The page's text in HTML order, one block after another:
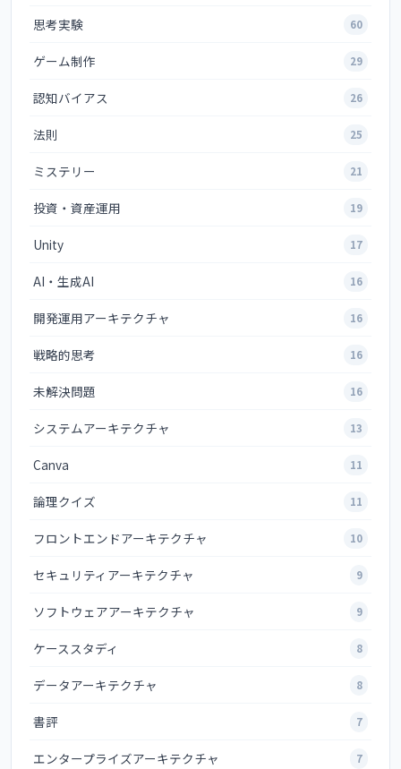
思考実験 60
ゲーム制作 29
認知バイアス 26
法則 25
ミステリー 21
投資・資産運用 19
Unity 17
AI・生成AI 16
開発運用アーキテクチャ 16
戦略的思考 16
未解決問題 16
システムアーキテクチャ 13
Canva 11
論理クイズ 11
フロントエンドアーキテクチャ 10
セキュリティアーキテクチャ 9
ソフトウェアアーキテクチャ 9
ケーススタディ 8
データアーキテクチャ 8
書評 7
エンタープライズアーキテクチャ 7